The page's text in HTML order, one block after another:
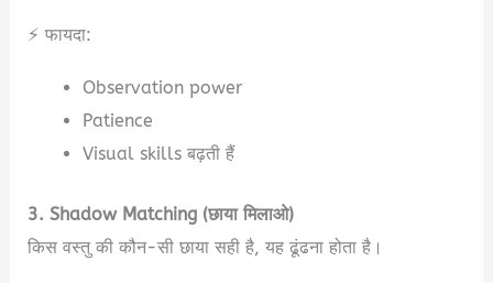
⚡ फायदा:
Observation power
Patience
Visual skills बढ़ती हैं
3. Shadow Matching (छाया मिलाओ)
किस वस्तु की कौन-सी छाया सही है, यह ढूंढना होता है।